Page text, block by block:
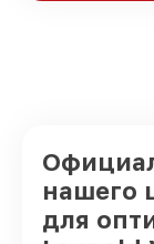
нашего
для